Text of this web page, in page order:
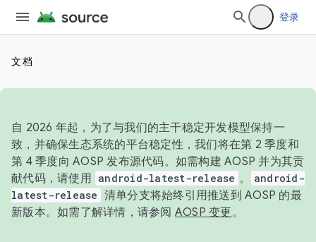
登录
文档
自 2026 年起，为了与我们的主干稳定开发模型保持一
致，并确保生态系统的平台稳定性，我们将在第 2 季度和
第 4 季度向 AOSP 发布源代码。如需构建 AOSP 并为其贡
献代码，请使用 android-latest-release 。
android-
latest-release 清单分支将始终引用推送到 AOSP 的最
新版本。如需了解详情，请参阅 AOSP 变更。